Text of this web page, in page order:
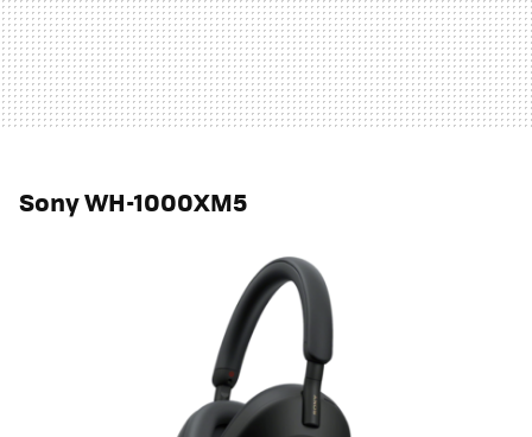
Sony WH-1000XM5